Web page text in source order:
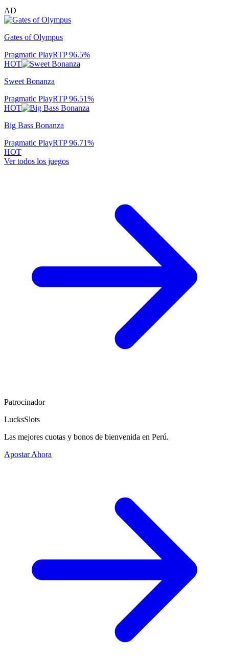
AD
Gates of Olympus
Pragmatic PlayRTP96.5%
HOT
Sweet Bonanza
Pragmatic PlayRTP96.51%
HOT
Big Bass Bonanza
Pragmatic PlayRTP96.71%
HOT
Ver todos los juegos
Patrocinador
LucksSlots
Las mejores cuotas y bonos de bienvenida en Perú.
Apostar Ahora